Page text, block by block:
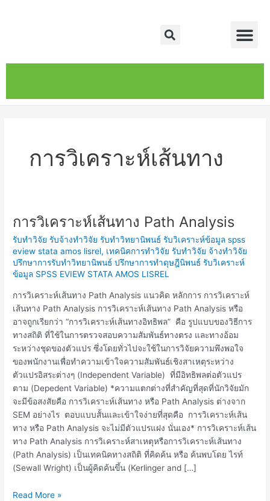
Search
การวิเคราะห์เส้นทาง
การวิเคราะห์เส้นทาง Path Analysis
รับทำวิจัย รับจ้างทำวิจัย รับทำวิทยานิพนธ์ รับวิเคราะห์ข้อมูล spss
eview stata amos lisrel, เทคนิคการทำวิจัย รับทำวิจัย จ้างทำวิจัย
ปรึกษาการรับทำวิทยานิพนธ์ ปรึกษาการทำดุษฎีนิพนธ์ รับวิเคราะห์
ข้อมูล SPSS EVIEW STATA AMOS LISREL
การวิเคราะห์เส้นทาง Path Analysis แนวคิด หลักการ การวิเคราะห์
เส้นทาง Path Analysis การวิเคราะห์เส้นทาง Path Analysis หรือ
อาจถูกเรียกว่า “การวิเคราะห์เส้นทางอิทธิพล” คือ รูปแบบของวิธีการ
ทางสถิติ ที่ใช้ในการตรวจสอบความสัมพันธ์ทางตรง และทางอ้อม
ระหว่างชุดของตัวแปร ซึ่งโดยทั่วไปจะใช้ในการวิจัยความพึงพอใจ
ของพนักงานเพื่อทำความเข้าใจความสัมพันธ์เชิงสาเหตุระหว่าง
ตัวแปรอิสระต่างๆ (Independent Variable) ที่มีอิทธิพลต่อตัวแปร
ตาม (Depedent Variable) *ความแตกต่างที่สำคัญที่สุดที่นักวิจัยมัก
จะมีข้อสงสัยคือ การวิเคราะห์เส้นทาง หรือ Path Analysis ต่างจาก
SEM อย่างไร ตอบแบบสั้นและเข้าใจง่ายที่สุดคือ การวิเคราะห์เส้น
ทาง หรือ Path Analysis จะไม่มีตัวแปรแฝง นั่นเอง* การวิเคราะห์เส้น
ทาง Path Analysis การวิเคราะห์สาเหตุหรือการวิเคราะห์เส้นทาง
(Path Analysis) เป็นเทคนิคทางสถิติ ที่คิดค้น หรือ ค้นพบโดย ไรท์
(Sewall Wright) เป็นผู้คิดค้นขึ้น (Kerlinger and […]
การ
เส้น
ทาง
Path
Read More »